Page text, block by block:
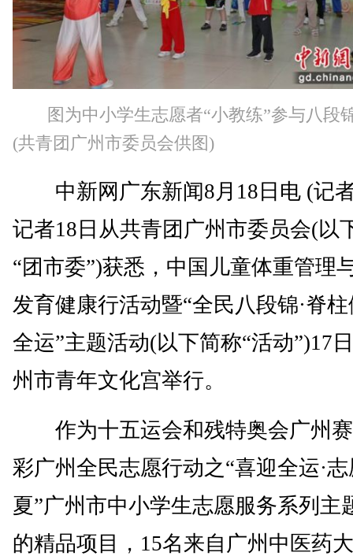
图为中小学生志愿者“小教练”参与八段
(共青团广州市委员会供图)
中新网广东新闻8月18日电 (记
记者18日从共青团广州市委员会(以
“团市委”)获悉，中国儿童体重管理
发育健康行活动暨“全民八段锦·脊
全运”主题活动(以下简称“活动”)17
州市青年文化宫举行。
作为十五运会和残特奥会广州
彩广州全民志愿行动之“喜迎全运·
夏”广州市中小学生志愿服务系列主
的精品项目，15名来自广州中医药